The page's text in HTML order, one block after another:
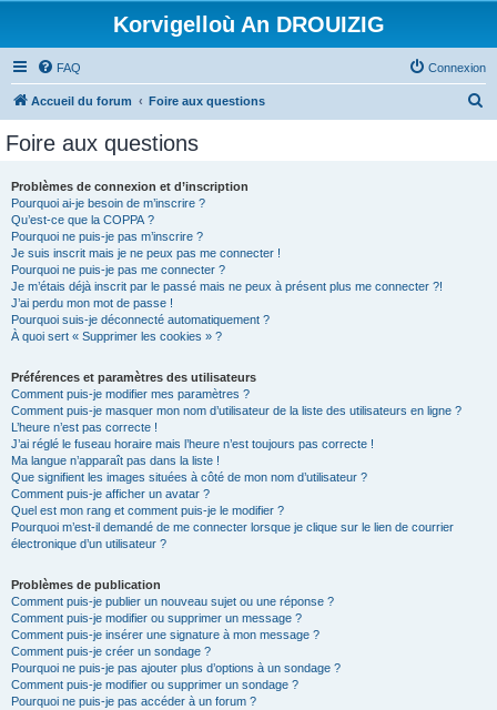
Korvigelloù An DROUIZIG
FAQ Connexion
Accueil du forum Foire aux questions
Foire aux questions
Problèmes de connexion et d’inscription
Pourquoi ai-je besoin de m’inscrire ?
Qu’est-ce que la COPPA ?
Pourquoi ne puis-je pas m’inscrire ?
Je suis inscrit mais je ne peux pas me connecter !
Pourquoi ne puis-je pas me connecter ?
Je m’étais déjà inscrit par le passé mais ne peux à présent plus me connecter ?!
J’ai perdu mon mot de passe !
Pourquoi suis-je déconnecté automatiquement ?
À quoi sert « Supprimer les cookies » ?
Préférences et paramètres des utilisateurs
Comment puis-je modifier mes paramètres ?
Comment puis-je masquer mon nom d’utilisateur de la liste des utilisateurs en ligne ?
L’heure n’est pas correcte !
J’ai réglé le fuseau horaire mais l’heure n’est toujours pas correcte !
Ma langue n’apparaît pas dans la liste !
Que signifient les images situées à côté de mon nom d’utilisateur ?
Comment puis-je afficher un avatar ?
Quel est mon rang et comment puis-je le modifier ?
Pourquoi m’est-il demandé de me connecter lorsque je clique sur le lien de courrier
électronique d’un utilisateur ?
Problèmes de publication
Comment puis-je publier un nouveau sujet ou une réponse ?
Comment puis-je modifier ou supprimer un message ?
Comment puis-je insérer une signature à mon message ?
Comment puis-je créer un sondage ?
Pourquoi ne puis-je pas ajouter plus d’options à un sondage ?
Comment puis-je modifier ou supprimer un sondage ?
Pourquoi ne puis-je pas accéder à un forum ?